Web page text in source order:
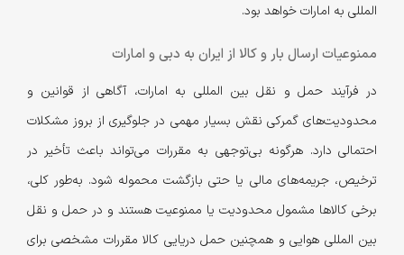
المللی به امارات خواهد بود.
ممنوعیات ارسال بار و کالا از ایران به دبی و امارات
در فرآیند حمل و نقل بین المللی به امارات، آگاهی از قوانین و
محدودیت‌های گمرکی نقش بسیار مهمی در جلوگیری از بروز مشکلات
احتمالی دارد. هرگونه بی‌توجهی به مقررات می‌تواند باعث تأخیر در
ترخیص، جریمه‌های مالی یا حتی بازگشت محموله شود. به‌طور کلی،
برخی کالاها مشمول محدودیت یا ممنوعیت هستند و در حمل و نقل
بین المللی هوایی و همچنین حمل دریایی کالا مقررات مشخصی برای